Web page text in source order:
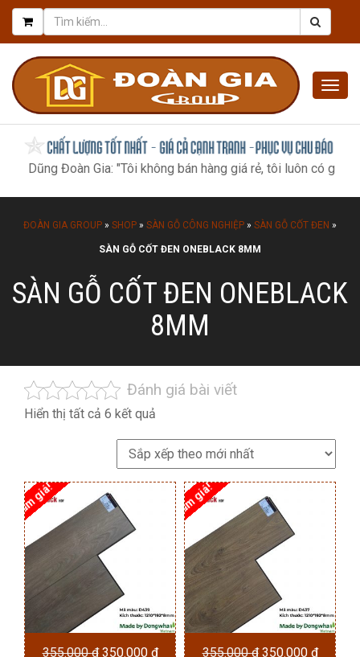
Dũng Đoàn Gia: "Tôi không bán hàng giá rẻ, tôi luôn có giá tốt
ĐOÀN GIA GROUP » SHOP » SÀN GỖ CÔNG NGHIỆP » SÀN GỖ CỐT ĐEN »
SÀN GỖ CỐT ĐEN ONEBLACK 8MM
SÀN GỖ CỐT ĐEN ONEBLACK
8MM
Đánh giá bài viết
Hiển thị tất cả 6 kết quả
sắp
xếp
theo
mới
nhất
Giảm giá!
355.000₫ Giá
350.000 ₫Giá
Giảm giá!
355.000₫ Giá
350.000 ₫Giá